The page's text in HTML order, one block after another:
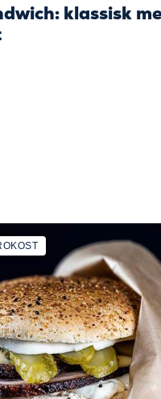
klassisk